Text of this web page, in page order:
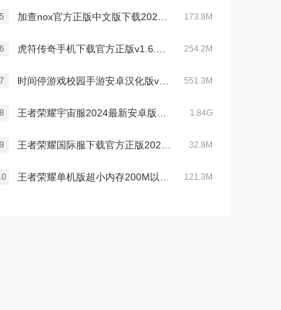
5 173.8M
6 254.2M
7 551.3M
8 1.84G
9 32.8M
121.3M